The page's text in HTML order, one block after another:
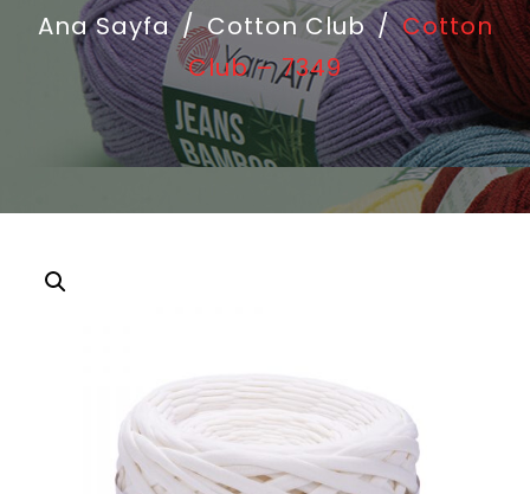
Ana Sayfa / Cotton Club / Cotton
Club – 7349